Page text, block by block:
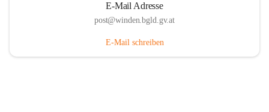
E-Mail Adresse
post@winden.bgld.gv.at
E-Mail schreiben